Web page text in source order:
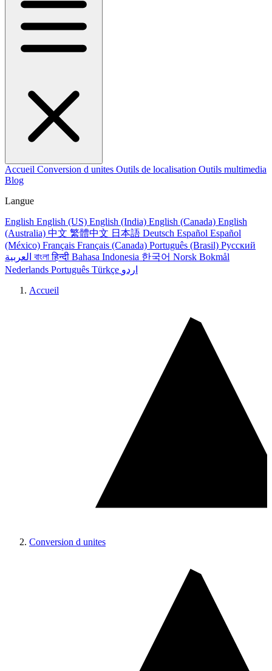
Accueil Conversion d unites Outils de localisation Outils multimedia
Blog
Langue
English English (US) English (India) English (Canada) English
(Australia) 中文 繁體中文 日本語 Deutsch Español Español
(México) Français Français (Canada) Português (Brasil) Русский
বাংলাहिन्दी Bahasa Indonesia 한국어 Norsk Bokmål
Nederlands Português Türkçe اردو
Accueil
Conversion d unites